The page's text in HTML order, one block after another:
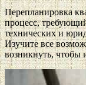
Перепланировка
процесс,
технических и
Изучите все
возникнуть, чтобы